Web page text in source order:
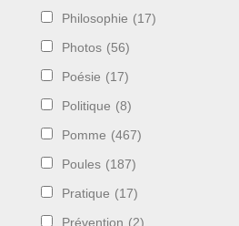
Philosophie (17)
Photos (56)
Poésie (17)
Politique (8)
Pomme (467)
Poules (187)
Pratique (17)
Prévention (2)